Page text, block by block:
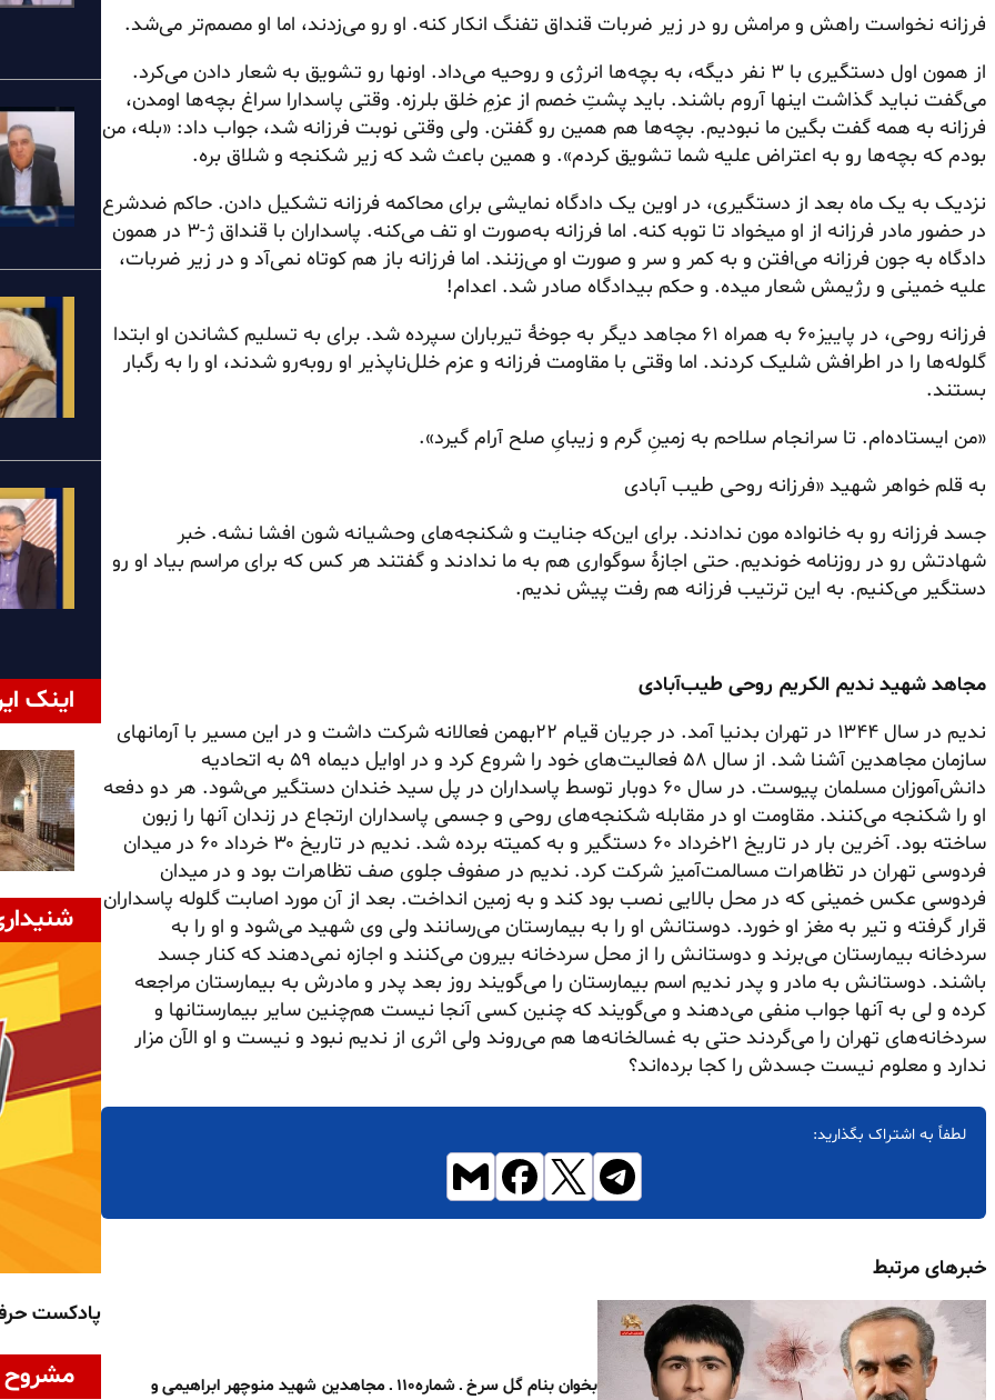
فرزانه نخواست راهش و مرامش رو در زیر ضربات قنداق تفنگ انکار کنه. او رو می‌زدند، اما او مصمم‌تر می‌شد.
از همون اول دستگیری با ۳ نفر دیگه، به بچه‌ها انرژی و روحیه می‌داد. اونها رو تشویق به شعار دادن می‌کرد.
می‌گفت نباید گذاشت اینها آروم باشند. باید پشتِ خصم از عزمِ خلق بلرزه. وقتی پاسدارا سراغ بچه‌ها اومدن،
فرزانه به همه گفت بگین ما نبودیم. بچه‌ها هم همین رو گفتن. ولی وقتی نوبت فرزانه شد، جواب داد: «بله، من
بودم که بچه‌ها رو به اعتراض علیه شما تشویق کردم». و همین باعث شد که زیر شکنجه و شلاق بره.
نزدیک به یک ماه بعد از دستگیری، در اوین یک دادگاه نمایشی برای محاکمه فرزانه تشکیل دادن. حاکم ضدشرع
در حضور مادر فرزانه از او میخواد
تا توبه کنه. اما فرزانه به‌صورت او تف می‌کنه. پاسداران با قنداق ژ-۳ در همون
دادگاه به جون فرزانه می‌افتن و به کمر و سر و صورت او می‌زنند. اما فرزانه باز هم کوتاه نمی‌آد و در زیر ضربات،
علیه خمینی و رژیمش شعار میده. و حکم بیدادگاه صادر شد. اعدام!
فرزانه روحی، در پاییز۶۰ به همراه ۶۱ مجاهد دیگر به جوخهٔ تیرباران سپرده شد. برای به تسلیم کشاندن او ابتدا
گلوله‌ها را در اطرافش شلیک کردند. اما وقتی با مقاومت فرزانه و عزم خلل‌ناپذیر او روبه‌رو شدند، او را به رگبار
بستند.
«من ایستاده‌ام. تا سرانجام سلاحم به زمینِ گرم و زیبایِ صلح آرام گیرد».
به قلم خواهر شهید «فرزانه روحی طیب آبادی
جسد فرزانه رو به خانواده مون ندادند. برای این‌که جنایت و شکنجه‌های وحشیانه شون افشا نشه. خبر
شهادتش رو در روزنامه خوندیم. حتی اجازهٔ سوگواری هم به ما ندادند و گفتند هر کس که برای مراسم بیاد او رو
دستگیر می‌کنیم. به این ترتیب فرزانه هم رفت پیش ندیم.
مجاهد شهید ندیم الکریم روحی طیب‌آبادی
ندیم در سال ۱۳۴۴ در تهران بدنیا آمد. در جریان قیام ۲۲بهمن فعالانه شرکت داشت و در این مسیر با آرمانهای
سازمان مجاهدین آشنا شد. از سال ۵۸ فعالیت‌های خود را شروع کرد و در اوایل دیماه ۵۹ به اتحادیه
دانش‌آموزان مسلمان پیوست. در سال ۶۰ دوبار توسط پاسداران در پل سید خندان دستگیر می‌شود. هر دو دفعه
او را شکنجه می‌کنند. مقاومت او در مقابله شکنجه‌های روحی و جسمی پاسداران ارتجاع در زندان آنها را زبون
ساخته بود. آخرین بار در تاریخ ۲۱خرداد ۶۰ دستگیر و به کمیته برده شد. ندیم در تاریخ ۳۰ خرداد ۶۰ در میدان
فردوسی تهران در تظاهرات مسالمت‌آمیز شرکت کرد. ندیم در صفوف جلوی صف تظاهرات بود و در میدان
فردوسی عکس خمینی که در محل بالایی نصب بود کند و به زمین انداخت. بعد از آن مورد اصابت گلوله پاسداران
قرار گرفته و تیر به مغز او خورد. دوستانش او را به بیمارستان می‌رسانند ولی وی شهید می‌شود و او را به
سردخانه بیمارستان می‌برند و دوستانش را از محل سردخانه بیرون می‌کنند و اجازه نمی‌دهند که کنار جسد
باشند. دوستانش به مادر و پدر ندیم اسم بیمارستان را می‌گویند روز بعد پدر و مادرش به بیمارستان مراجعه
کرده و لی به آنها جواب منفی می‌دهند و می‌گویند که چنین کسی آنجا نیست هم‌چنین سایر بیمارستانها و
سردخانه‌های تهران را می‌گردند حتی به غسالخانه‌ها هم می‌روند ولی اثری از ندیم نبود و نیست و او الآن مزار
ندارد و معلوم نیست جسدش را کجا برده‌اند؟
لطفاً به اشتراک بگذارید:
خبرهای مرتبط
بخوان بنام گل سرخ ـ شماره۱۱۰ ـ مجاهدین شهید منوچهر ابراهیمی و
اینک
پادکست
مشروح